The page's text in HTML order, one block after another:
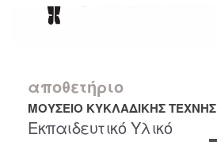
αποθετήριο
ΜΟΥΣΕΙΟ ΚΥΚΛΑΔΙΚΗΣ ΤΕΧΝΗΣ
Εκπαιδευτικό Υλικό